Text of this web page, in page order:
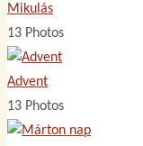
Mikulás
13 Photos
Advent
13 Photos